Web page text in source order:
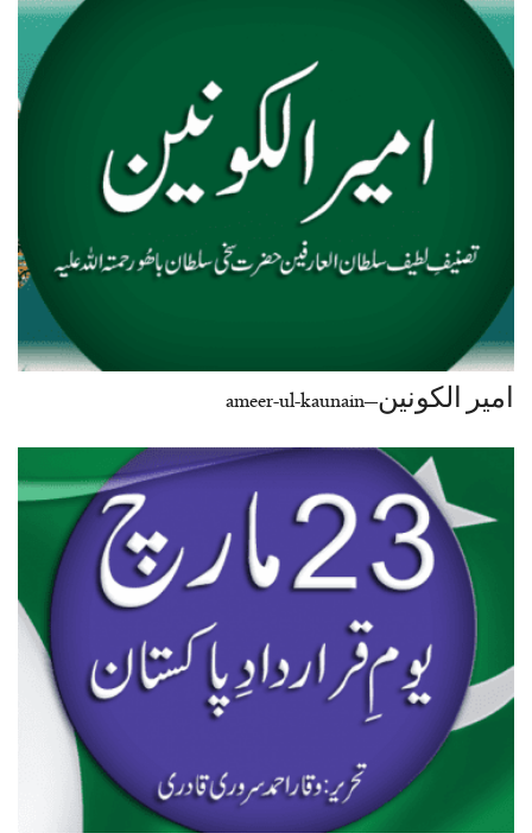
امیر الکونین–ameer-ul-kaunain